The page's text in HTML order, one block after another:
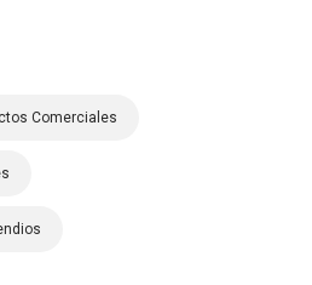
Comerciales